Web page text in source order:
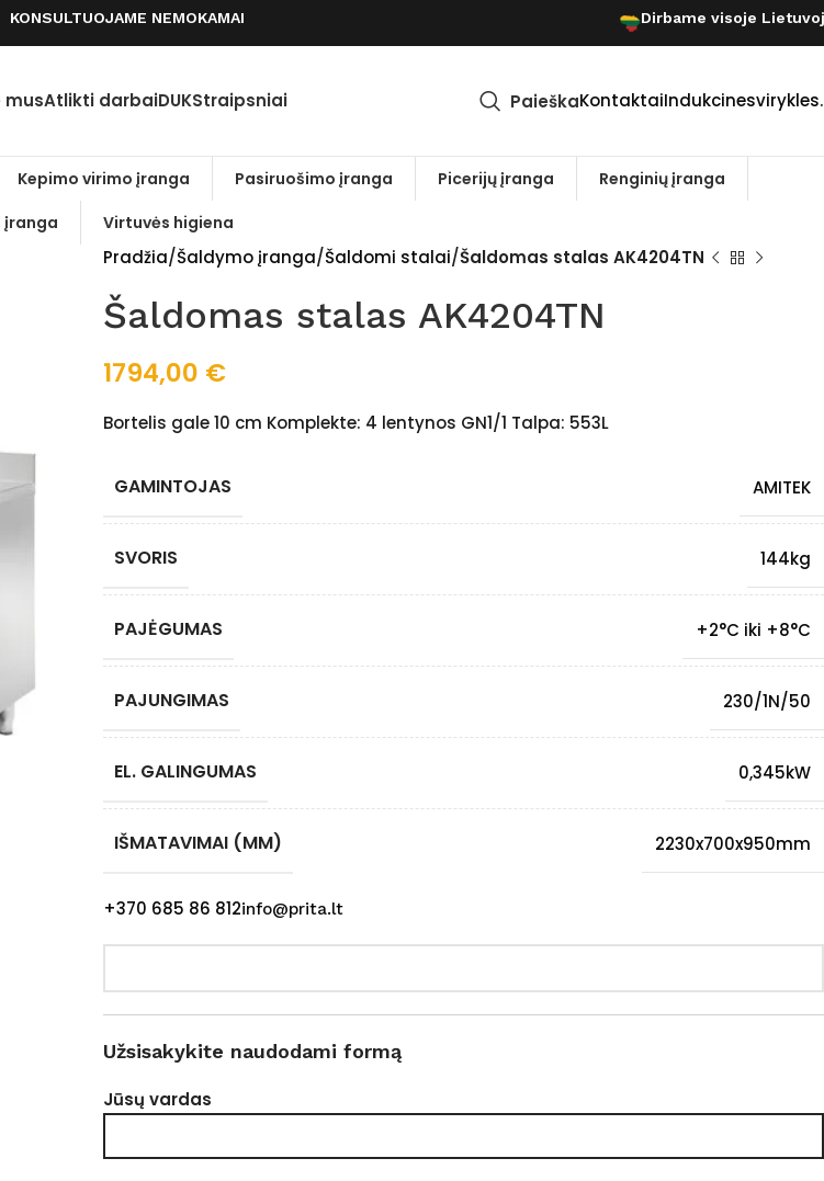
KONSULTUOJAME NEMOKAMAI Dirbame visoje
musAtlikti darbaiDUKStraipsniai PaieškaKontaktai
Kepimo virimo įranga Pasiruošimo įranga Picerijų įranga
Renginių įranga
įranga
Virtuvės higiena
Pradžia Šaldymo įranga Šaldomi stalai Šaldomas stalas AK4204TN
Šaldomas stalas AK4204TN
1794,00 €
Bortelis gale 10 cm Komplekte: 4 lentynos GN1/1 Talpa: 553L
GAMINTOJAS AMITEK
SVORIS 144kg
PAJĖGUMAS +2°C iki +8°C
PAJUNGIMAS 230/1N/50
EL. GALINGUMAS 0,345kW
IŠMATAVIMAI (MM) 2230x700x950mm
+370 685 86 812info@prita.lt
Užsisakykite naudodami formą
Jūsų vardas